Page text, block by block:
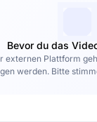
Bevor du das
externen Plattform
werden. Bitte